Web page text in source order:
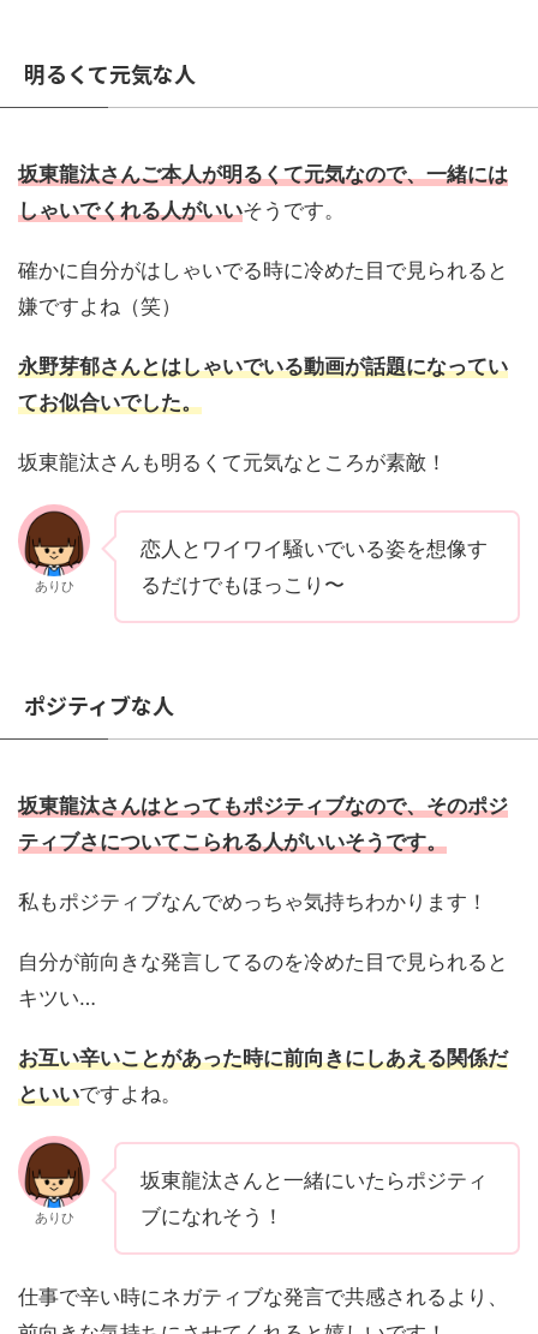
明るくて元気な人
坂東龍汰さんご本人が明るくて元気なので、一緒には
しゃいでくれる人がいいそうです。
確かに自分がはしゃいでる時に冷めた目で見られると
嫌ですよね（笑）
永野芽郁さんとはしゃいでいる動画が話題になってい
てお似合いでした。
坂東龍汰さんも明るくて元気なところが素敵！
ありひ
恋人とワイワイ騒いでいる姿を想像す
るだけでもほっこり〜
ポジティブな人
坂東龍汰さんはとってもポジティブなので、そのポジ
ティブさについてこられる人がいいそうです。
私もポジティブなんでめっちゃ気持ちわかります！
自分が前向きな発言してるのを冷めた目で見られると
キツい…
お互い辛いことがあった時に前向きにしあえる関係だ
といいですよね。
ありひ
坂東龍汰さんと一緒にいたらポジティ
ブになれそう！
仕事で辛い時にネガティブな発言で共感されるより、